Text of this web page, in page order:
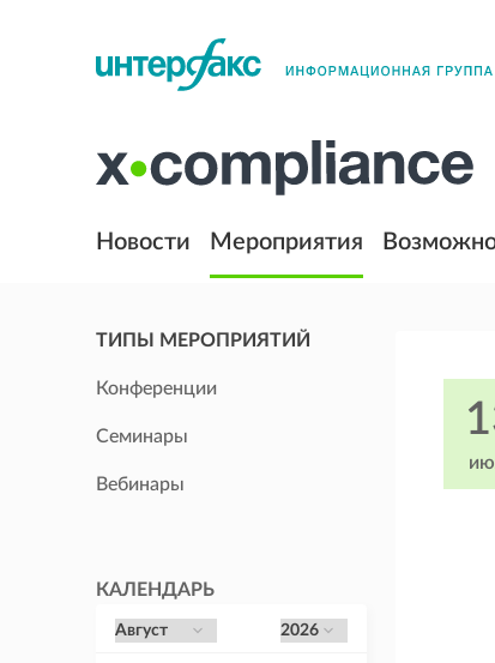
Новости Мероприятия
ТИПЫ МЕРОПРИЯТИЙ
Конференции
Семинары
Вебинары
КАЛЕНДАРЬ